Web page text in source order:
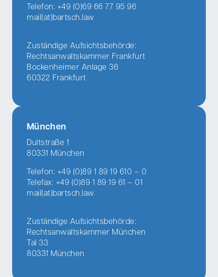
Telefon: +49 (0)69 66 77 95 96
mail(at)bartsch.law
Zuständige Aufsichtsbehörde:
Rechtsanwaltskammer Frankfurt
Bockenheimer Anlage 36
60322 Frankfurt
München
Dultstraße 1
80331 München
Telefon: +49 (0)89 1 89 19 610 – 0
Telefax: +49 (0)89 1 89 19 61 – 01
mail(at)bartsch.law
Zuständige Aufsichtsbehörde:
Rechtsanwaltskammer München
Tal 33
80331 München